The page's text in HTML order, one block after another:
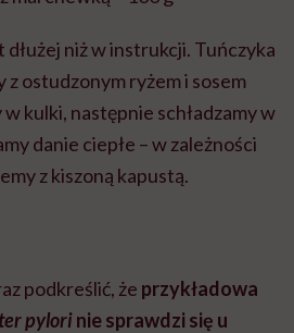
niż w instrukcji. Tuńczyka
z ostudzonym ryżem i sosem
kulki, następnie schładzamy w
danie ciepłe – w zależności
z kiszoną kapustą.
podkreślić, że przykładowa
pylorinie sprawdzi się u